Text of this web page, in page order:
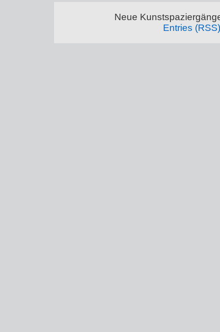
Neue
Entries (RSS)